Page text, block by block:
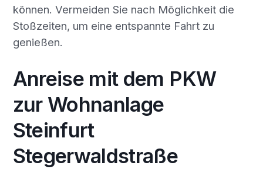
können. Vermeiden Sie nach Möglichkeit die
Stoßzeiten, um eine entspannte Fahrt zu
genießen.
Anreise mit dem PKW
zur Wohnanlage
Steinfurt
Stegerwaldstraße